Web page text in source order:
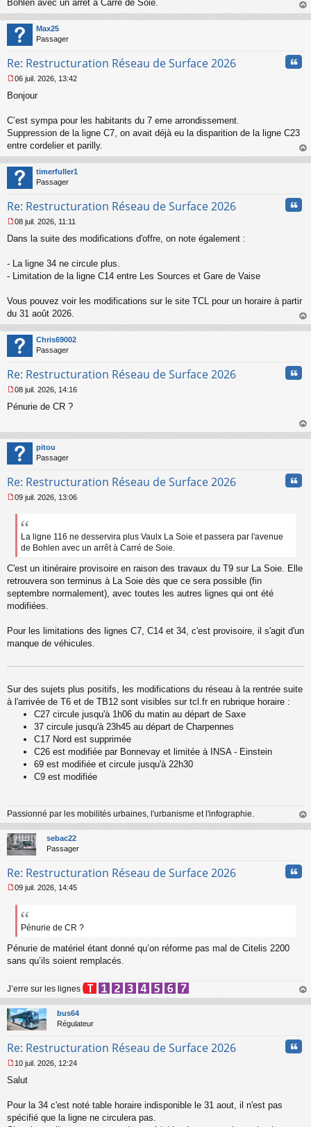
u
Bohlen avec un arrêt à Carré de Soie.
au
Max25
Passager
Re: Restructuration Réseau de Surface 2026
e
s
g
e
n
o
n
l
06 juil. 2026, 13:42
Bonjour
C’est sympa pour les habitants du 7 eme arrondissement.
Suppression de la ligne C7, on avait déjà eu la disparition de la ligne C23
entre cordelier et parilly.
au
timerfuller1
Passager
Re: Restructuration Réseau de Surface 2026
e
s
a
g
n
o
n
l
u
08 juil. 2026, 11:11
Dans la suite des modifications d'offre, on note également :
- La ligne 34 ne circule plus.
- Limitation de la ligne C14 entre Les Sources et Gare de Vaise
Vous pouvez voir les modifications sur le site TCL pour un horaire à partir
du 31 août 2026.
au
Chris69002
Passager
Re: Restructuration Réseau de Surface 2026
e
a
g
e
o
l
08 juil. 2026, 14:16
Pénurie de CR ?
au
pitou
Passager
Re: Restructuration Réseau de Surface 2026
e
g
e
n
n
l
09 juil. 2026, 13:06
La ligne 116 ne desservira plus Vaulx La Soie et passera par l'avenue
de Bohlen avec un arrêt à Carré de Soie.
C'est un itinéraire provisoire en raison des travaux du T9 sur La Soie. Elle
retrouvera son terminus à La Soie dès que ce sera possible (fin
septembre normalement), avec toutes les autres lignes qui ont été
modifiées.
Pour les limitations des lignes C7, C14 et 34, c'est provisoire, il s'agit d'un
manque de véhicules.
Sur des sujets plus positifs, les modifications du réseau à la rentrée suite
à l'arrivée de T6 et de TB12 sont visibles sur tcl.fr en rubrique horaire :
C27 circule jusqu'à 1h06 du matin au départ de Saxe
37 circule jusqu'à 23h45 au départ de Charpennes
C17 Nord est supprimée
C26 est modifiée par Bonnevay et limitée à INSA - Einstein
69 est modifiée et circule jusqu'à 22h30
C9 est modifiée
Passionné par les mobilités urbaines, l'urbanisme et l'infographie.
au
sebac22
Passager
Re: Restructuration Réseau de Surface 2026
e
a
g
e
n
l
u
09 juil. 2026, 14:45
Pénurie de CR ?
Pénurie de matériel étant donné qu’on réforme pas mal de Citelis 2200
sans qu’ils soient remplacés.
J’erre sur les lignes
au
bus64
Régulateur
Re: Restructuration Réseau de Surface 2026
e
s
g
10 juil. 2026, 12:24
Salut
Pour la 34 c'est noté table horaire indisponible le 31 aout, il n'est pas
spécifié que la ligne ne circulera pas.